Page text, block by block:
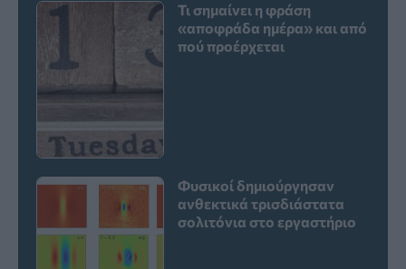
Τι σημαίνει η φράση
«αποφράδα ημέρα» και από
πού προέρχεται
Φυσικοί δημιούργησαν
ανθεκτικά τρισδιάστατα
σολιτόνια στο εργαστήριο